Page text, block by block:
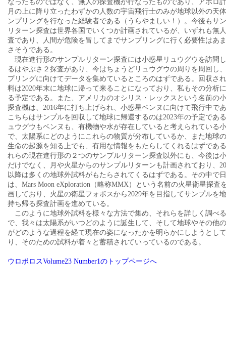
なったものではなく、無人の探査機が行なったものであり、アポロ
月の上に降り立ったわずかの人数の宇宙飛行士のみが地球以外の天
ンプリングを行なった経験者である（うらやましい！）。今後もサ
リターン探査は世界各国でいくつか計画されているが、いずれも無
査であり、人間が危険を冒してまでサンプリングに行く必要性はあ
さそうである。
現在進行形のサンプルリターン探査には小惑星リュウグウを訪問
るはやぶさ２探査があり、今はちょうどリュウグウの周りを周回し
プリングに向けてデータを集めているところのはずである。回収さ
料は2020年末に地球に帰って来ることになっており、私もその分析
る予定である。また、アメリカのオシリス・レックスという名前の
探査機は、2016年に打ち上げられ、小惑星ベンヌに向けて飛行中で
こちらはサンプルを回収して地球に帰還するのは2023年の予定であ
ュウグウもベンヌも、有機物や水が存在していると考えられている
で、太陽系にどのようにこれらの物質が分布しているか、また地球
生命の起源を知る上でも、有用な情報をもたらしてくれるはずであ
れらの現在進行形の２つのサンプルリターン探査以外にも、今後は
だけでなく、月や火星からのサンプルリターンも計画されており、
以降は多くの地球外試料がもたらされてくるはずである。その中で
は、Mars Moon eXploration（略称MMX）という名前の火星衛星探査
画しており、火星の衛星フォボスから2029年を目指してサンプルを
持ち帰る探査計画を進めている。
このように地球外試料を様々な方法で集め、それらを詳しく調べ
で、我々は太陽系がいつどのように誕生して、そして地球やその他
がどのような過程を経て現在の姿になったかを明らかにしようとし
り、そのための試料が着々と蓄積されていっているのである。
ウロボロスVolume23 Number1のトップページへ